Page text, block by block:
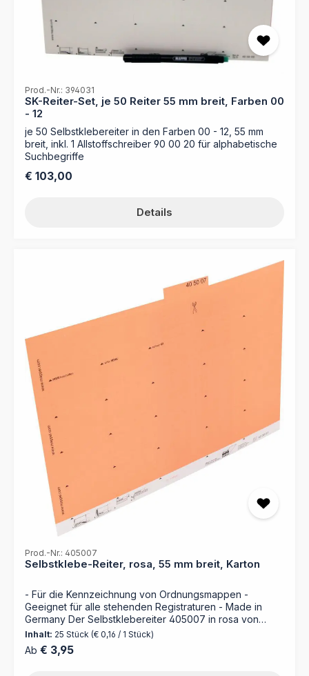
Prod.-Nr.: 394031
SK-Reiter-Set, je 50 Reiter 55 mm breit, Farben 00
- 12
je 50 Selbstklebereiter in den Farben 00 - 12, 55 mm
breit, inkl. 1 Allstoffschreiber 90 00 20 für alphabetische
Suchbegriffe
Regulärer Preis:
€ 103,00
Details
Prod.-Nr.: 405007
Selbstklebe-Reiter, rosa, 55 mm breit, Karton
- Für die Kennzeichnung von Ordnungsmappen -
Geeignet für alle stehenden Registraturen - Made in
Germany Der Selbstklebereiter 405007 in rosa von
MAPPEI ist die perfekte Ergänzung für Ihre
Ordnungsmappen. Mit selbstklebenden Kartonreitern,
die einfach anzubringen und individuell beschriftbar
Inhalt: 25 Stück (€ 0,16 / 1 Stück)
Regulärer Preis:
Ab € 3,95